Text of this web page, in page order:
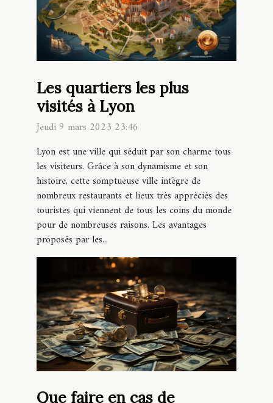
Les quartiers les plus
visités à Lyon
Jeudi 9 mars 2023 23:46
Lyon est une ville qui séduit par son charme tous
les visiteurs. Grâce à son dynamisme et son
histoire, cette somptueuse ville intègre de
nombreux restaurants et lieux très appréciés des
touristes qui viennent de tous les coins du monde
pour de nombreuses raisons. Les avantages
proposés par les...
Que faire en cas de